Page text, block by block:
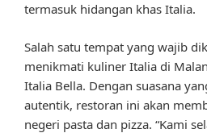
termasuk hidangan khas Italia.
Salah satu tempat yang wajib
menikmati kuliner Italia di
Italia Bella. Dengan suasana
autentik, restoran ini akan
negeri pasta dan pizza. “Kami